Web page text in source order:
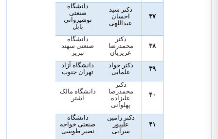
۳۷
دکتر سید
احسان
عبداللهی
دانشگاه
صنعتی
نوشیروانی
بابل
۳۸
دکتر
محمدرضا
عزیزیان
دانشگاه
صنعتی سهند
تبریز
۳۹
دکتر جواد
علمایی
دانشگاه آزاد
تهران جنوب
۴۰
دکتر
محمدرضا
علیزاده
پهلوانی
دانشگاه مالک
اشتر
۴۱
دکتر رامین
علیپور
سرابی
دانشگاه
صنعتی خواجه
نصیر طوسی